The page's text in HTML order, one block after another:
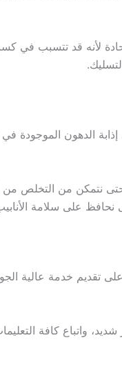
لأنه قد تتسبب في
الدهون الموجودة
حتى نتمكن من التخلص
نحافظ على سلامة
تقديم خدمة عالية
شديد، واتباع كافة